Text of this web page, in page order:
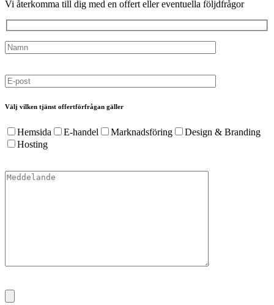
Vi återkomma till dig med en offert eller eventuella följdfrågor
Välj vilken tjänst offertförfrågan gäller
Hemsida E-handel Marknadsföring
Design & Branding
Hosting